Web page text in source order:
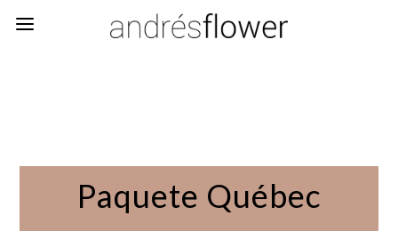
Paquete Québec